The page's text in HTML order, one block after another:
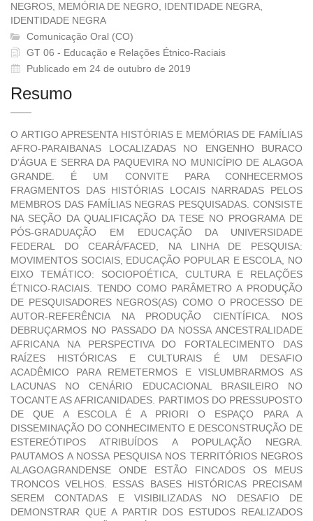
NEGROS, MEMÓRIA DE NEGRO, IDENTIDADE NEGRA,
IDENTIDADE NEGRA
Comunicação Oral (CO)
GT 06 - Educação e Relações Étnico-Raciais
Publicado em 24 de outubro de 2019
Resumo
O ARTIGO APRESENTA HISTÓRIAS E MEMÓRIAS DE FAMÍLIAS
AFRO-PARAIBANAS LOCALIZADAS NO ENGENHO BURACO
D’ÁGUA E SERRA DA PAQUEVIRA NO MUNICÍPIO DE ALAGOA
GRANDE. É UM CONVITE PARA CONHECERMOS
FRAGMENTOS DAS HISTÓRIAS LOCAIS NARRADAS PELOS
MEMBROS DAS FAMÍLIAS NEGRAS PESQUISADAS. CONSISTE
NA SEÇÃO DA QUALIFICAÇÃO DA TESE NO PROGRAMA DE
PÓS-GRADUAÇÃO EM EDUCAÇÃO DA UNIVERSIDADE
FEDERAL DO CEARÁ/FACED, NA LINHA DE PESQUISA:
MOVIMENTOS SOCIAIS, EDUCAÇÃO POPULAR E ESCOLA, NO
EIXO TEMÁTICO: SOCIOPOÉTICA, CULTURA E RELAÇÕES
ÉTNICO-RACIAIS. TENDO COMO PARÂMETRO A PRODUÇÃO
DE PESQUISADORES NEGROS(AS) COMO O PROCESSO DE
AUTOR-REFERÊNCIA NA PRODUÇÃO CIENTÍFICA. NOS
DEBRUÇARMOS NO PASSADO DA NOSSA ANCESTRALIDADE
AFRICANA NA PERSPECTIVA DO FORTALECIMENTO DAS
RAÍZES HISTÓRICAS E CULTURAIS É UM DESAFIO
ACADÊMICO PARA REMETERMOS E VISLUMBRARMOS AS
LACUNAS NO CENÁRIO EDUCACIONAL BRASILEIRO NO
TOCANTE AS AFRICANIDADES. PARTIMOS DO PRESSUPOSTO
DE QUE A ESCOLA É A PRIORI O ESPAÇO PARA A
DISSEMINAÇÃO DO CONHECIMENTO E DESCONSTRUÇÃO DE
ESTEREÓTIPOS ATRIBUÍDOS A POPULAÇÃO NEGRA.
PAUTAMOS A NOSSA PESQUISA NOS TERRITÓRIOS NEGROS
ALAGOAGRANDENSE ONDE ESTÃO FINCADOS OS MEUS
TRONCOS VELHOS. ESSAS BASES HISTÓRICAS PRECISAM
SEREM CONTADAS E VISIBILIZADAS NO DESAFIO DE
DEMONSTRAR QUE A PARTIR DOS ESTUDOS REALIZADOS